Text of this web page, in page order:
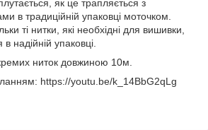
як це трапляється з
в традиційній упаковці моточком.
ті нитки, які необхідні для вишивки,
надійній упаковці.
ниток довжиною 10м.
https://youtu.be/k_14BbG2qLg